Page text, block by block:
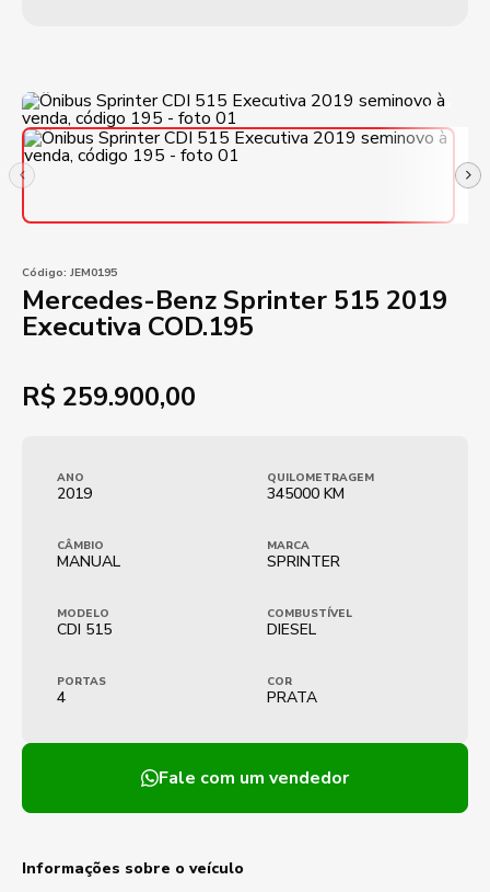
Código: JEM0195
Mercedes-Benz Sprinter 515 2019
Executiva COD.195
R$ 259.900,00
ANO
2019
QUILOMETRAGEM
345000 KM
CÂMBIO
MANUAL
MARCA
SPRINTER
MODELO
CDI 515
COMBUSTÍVEL
DIESEL
PORTAS
4
COR
PRATA
Fale com um vendedor
Informações sobre o veículo